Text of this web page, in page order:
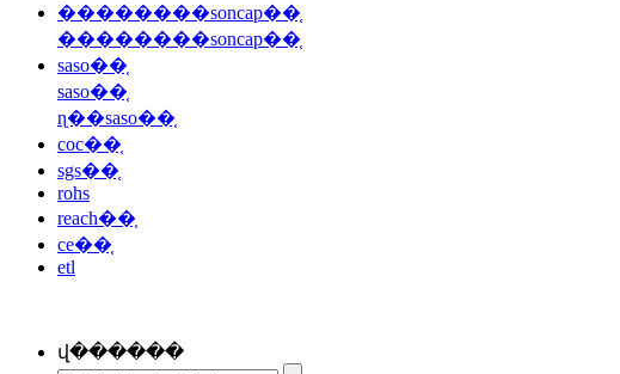
��������soncap��֤
��������soncap��֤
saso��֤
saso��֤
ɳ��saso��֤
coc��֤
sgs��֤
rohs
reach��֤
ce��֤
etl
վ������